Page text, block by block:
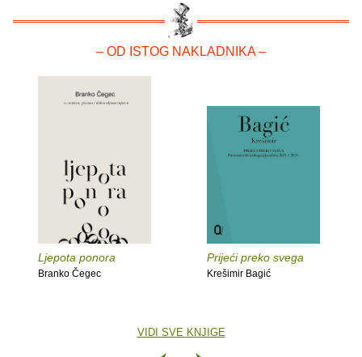
– OD ISTOG NAKLADNIKA –
Ljepota ponora
Branko Čegec
Prijeći preko svega
Krešimir Bagić
VIDI SVE KNJIGE